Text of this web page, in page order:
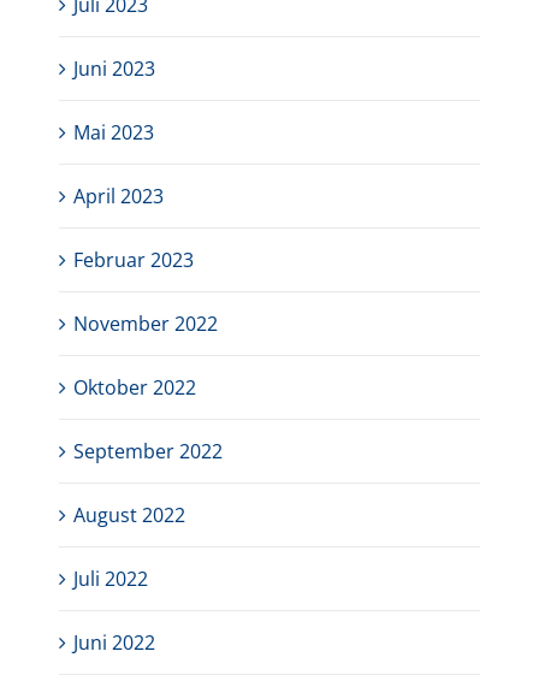
Juni 2023
Mai 2023
April 2023
Februar 2023
November 2022
Oktober 2022
September 2022
August 2022
Juli 2022
Juni 2022